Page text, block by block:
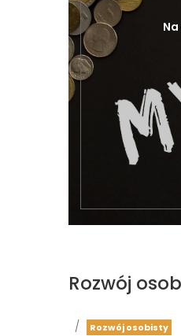
Rozwój
Rozwój osobisty
/